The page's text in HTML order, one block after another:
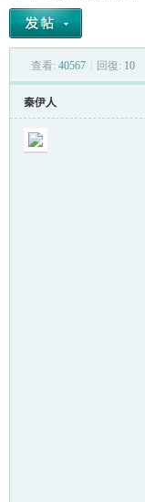
› ›
查看: 40567 回復: 10
秦伊人